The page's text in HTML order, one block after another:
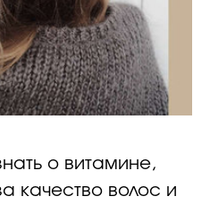
о витамине,
качество волос и